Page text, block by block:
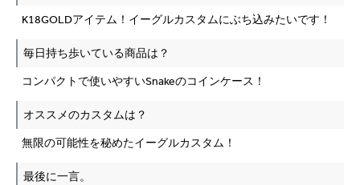
K18GOLDアイテム！イーグルカスタムにぶち込みたいです！
毎日持ち歩いている商品は？
コンパクトで使いやすいSnakeのコインケース！
オススメのカスタムは？
無限の可能性を秘めたイーグルカスタム！
最後に一言。